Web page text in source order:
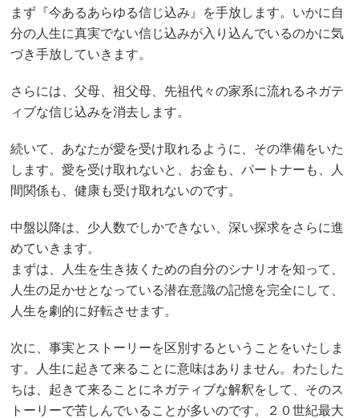
まず『今あるあらゆる信じ込み』を手放します。いかに自
分の人生に真実でない信じ込みが入り込んでいるのかに気
づき手放していきます。
さらには、父母、祖父母、先祖代々の家系に流れるネガテ
ィブな信じ込みを消去します。
続いて、あなたが愛を受け取れるように、その準備をいた
します。愛を受け取れないと、お金も、パートナーも、人
間関係も、健康も受け取れないのです。
中盤以降は、少人数でしかできない、深い探求をさらに進
めていきます。
まずは、人生を生き抜くための自分のシナリオを知って、
人生の足かせとなっている潜在意識の記憶を完全にして、
人生を劇的に好転させます。
次に、事実とストーリーを区別するということをいたしま
す。人生に起きて来ることに意味はありません。わたした
ちは、起きて来ることにネガティブな解釈をして、そのス
トーリーで苦しんでいることが多いのです。２０世紀最大